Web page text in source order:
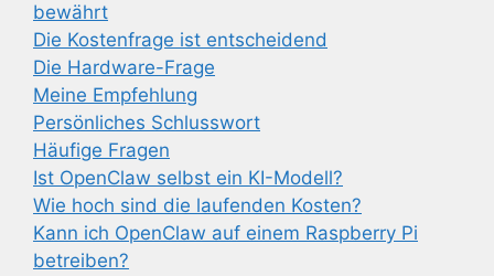
bewährt
Die Kostenfrage ist entscheidend
Die Hardware-Frage
Meine Empfehlung
Persönliches Schlusswort
Häufige Fragen
Ist OpenClaw selbst ein KI-Modell?
Wie hoch sind die laufenden Kosten?
Kann ich OpenClaw auf einem Raspberry Pi
betreiben?